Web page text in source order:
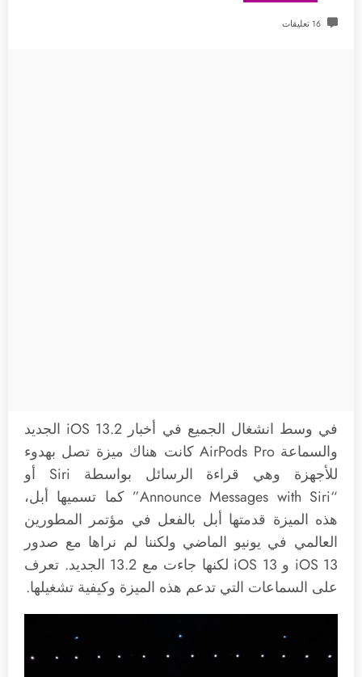
16 تعليقات
في وسط انشغال الجميع في أخبار iOS 13.2 الجديد
والسماعة AirPods Pro كانت هناك ميزة تصل بهدوء
للأجهزة وهي قراءة الرسائل بواسطة Siri أو
“Announce Messages with Siri” كما تسميها أبل،
هذه الميزة قدمتها أبل بالفعل في مؤتمر المطورين
العالمي في يونيو الماضي ولكننا لم نراها مع صدور
iOS 13 و iOS 13 لكنها جاءت مع 13.2 الجديد. تعرف
على السماعات التي تدعم هذه الميزة وكيفية تشغيلها.